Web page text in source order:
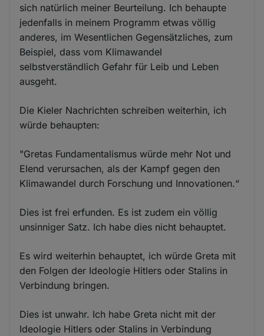
sich natürlich meiner Beurteilung. Ich behaupte
jedenfalls in meinem Programm etwas völlig
anderes, im Wesentlichen Gegensätzliches, zum
Beispiel, dass vom Klimawandel
selbstverständlich Gefahr für Leib und Leben
ausgeht.
Die Kieler Nachrichten schreiben weiterhin, ich
würde behaupten:
"Gretas Fundamentalismus würde mehr Not und
Elend verursachen, als der Kampf gegen den
Klimawandel durch Forschung und Innovationen.“
Dies ist frei erfunden. Es ist zudem ein völlig
unsinniger Satz. Ich habe dies nicht behauptet.
Es wird weiterhin behauptet, ich würde Greta mit
den Folgen der Ideologie Hitlers oder Stalins in
Verbindung bringen.
Dies ist unwahr. Ich habe Greta nicht mit der
Ideologie Hitlers oder Stalins in Verbindung